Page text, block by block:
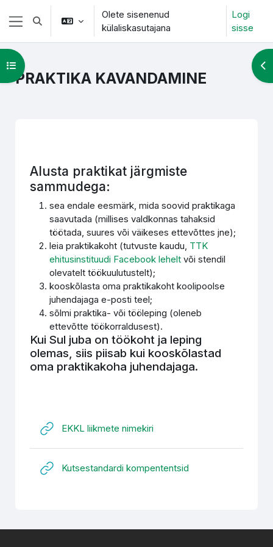
Jäta vahele peasisuni
Küljepaneel
Lülitab otsingu sisendi
Olete sisenenud
külaliskasutajana
Logi
sisse
PRAKTIKA KAVANDAMINE
Ava kursuse sisukord
Alusta praktikat järgmiste
sammudega:
sea endale eesmärk, mida soovid praktikaga
saavutada (millises valdkonnas tahaksid
töötada, suures või väikeses ettevõttes jne);
leia praktikakoht (tutvuste kaudu, TTK
ehitusinstituudi Facebook lehelt või stendil
olevatelt töökuulutustelt);
kooskõlasta oma praktikakoht koolipoolse
juhendajaga e-posti teel;
sõlmi praktika- või tööleping (oleneb
ettevõtte töökorraldusest).
Kui Sul juba on töökoht ja leping
olemas, siis piisab kui kooskõlastad
oma praktikakoha juhendajaga.
EKKL liikmete nimekiri
Kutsestandardi kompententsid